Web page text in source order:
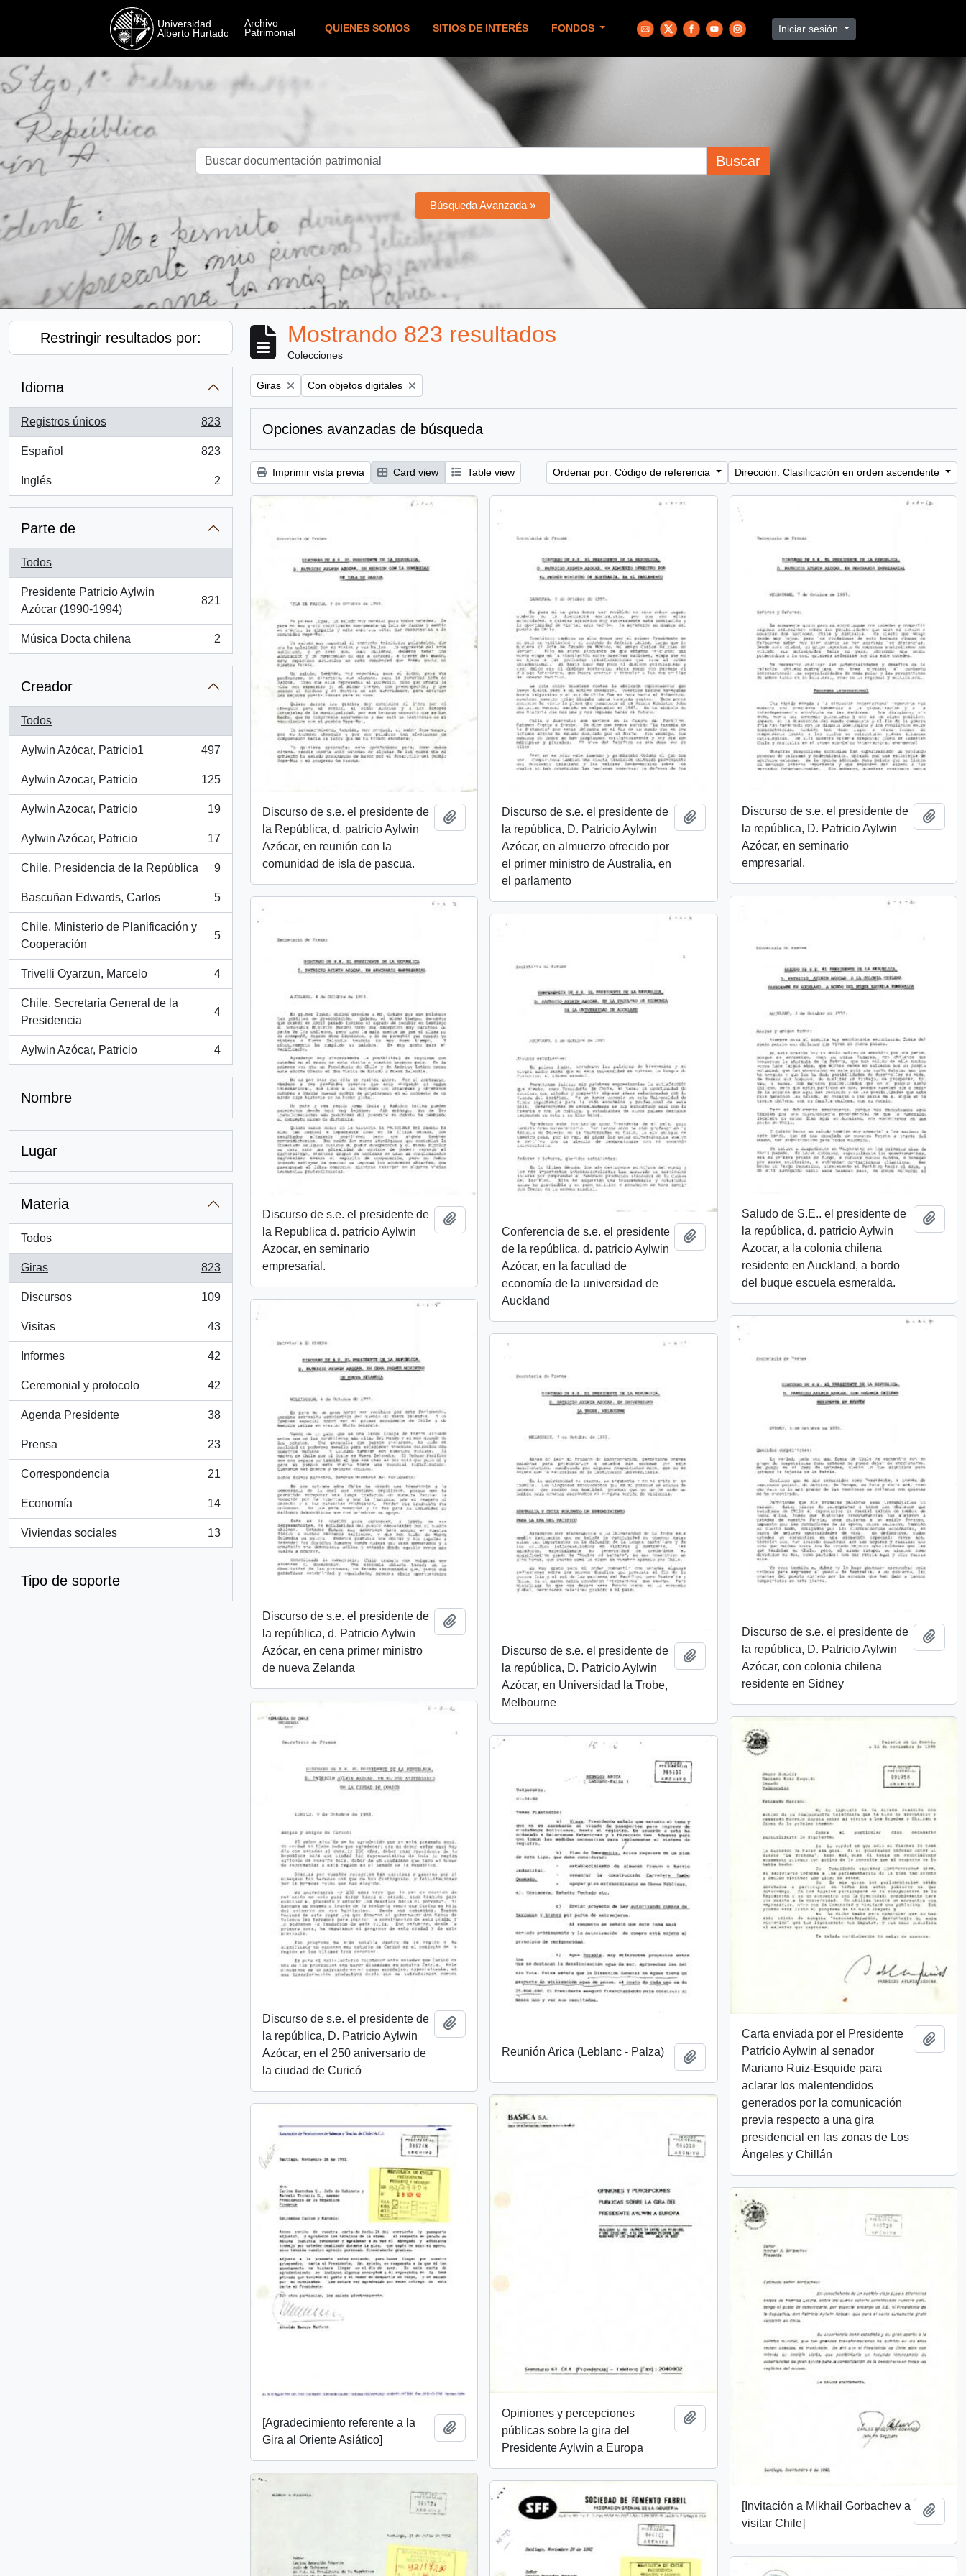
QUIENES SOMOS SITIOS DE INTERÉS FONDOS Iniciar sesión
Buscar
Búsqueda Avanzada »
Restringir resultados por:
Idioma
Registros únicos
, 823 resultados
823
Español
, 823 resultados
823
Inglés
, 2 resultados
2
Parte de
Todos
Presidente Patricio Aylwin
Azócar (1990-1994)
, 821 resultados
821
Música Docta chilena
, 2 resultados
2
Creador
Todos
Aylwin Azócar, Patricio1
, 497 resultados
497
Aylwin Azocar, Patricio
, 125 resultados
125
Aylwin Azocar, Patricio
, 19 resultados
19
Aylwin Azócar, Patricio
, 17 resultados
17
Chile. Presidencia de la República
, 9 resultados
9
Bascuñan Edwards, Carlos
, 5 resultados
5
Chile. Ministerio de Planificación y
Cooperación
, 5 resultados
5
Trivelli Oyarzun, Marcelo
, 4 resultados
4
Chile. Secretaría General de la
Presidencia
, 4 resultados
4
Aylwin Azócar, Patricio
, 4 resultados
4
Nombre
Lugar
Materia
Todos
Giras
, 823 resultados
823
Discursos
, 109 resultados
109
Visitas
, 43 resultados
43
Informes
, 42 resultados
42
Ceremonial y protocolo
, 42 resultados
42
Agenda Presidente
, 38 resultados
38
Prensa
, 23 resultados
23
Correspondencia
, 21 resultados
21
Economía
, 14 resultados
14
Viviendas sociales
, 13 resultados
13
Tipo de soporte
Mostrando 823 resultados
Colecciones
Remove filter:
Giras Remove filter:
Con objetos digitales
Opciones avanzadas de búsqueda
Imprimir vista previa Card view Table view Ordenar por: Código de referencia Dirección: Clasificación en orden ascendente
Discurso de s.e. el presidente de
la República, d. patricio Aylwin
Azócar, en reunión con la
comunidad de isla de pascua.
Añadir al portapapeles
Discurso de s.e. el presidente de
la república, D. Patricio Aylwin
Azócar, en almuerzo ofrecido por
el primer ministro de Australia, en
el parlamento
Añadir al portapapeles
Discurso de s.e. el presidente de
la república, D. Patricio Aylwin
Azócar, en seminario
empresarial.
Saludo de S.E.. el presidente de
la república, d. patricio Aylwin
Azocar, a la colonia chilena
residente en Auckland, a bordo
del buque escuela esmeralda.
Discurso de s.e. el presidente de
la Republica d. patricio Aylwin
Azocar, en seminario
empresarial.
Conferencia de s.e. el presidente
de la república, d. patricio Aylwin
Azócar, en la facultad de
economía de la universidad de
Auckland
Añadir al portapapeles
Discurso de s.e. el presidente de
la república, d. Patricio Aylwin
Azócar, en cena primer ministro
de nueva Zelanda
Discurso de s.e. el presidente de
la república, D. Patricio Aylwin
Azócar, con colonia chilena
residente en Sidney
Discurso de s.e. el presidente de
la república, D. Patricio Aylwin
Azócar, en Universidad la Trobe,
Melbourne
Añadir al portapapeles
Discurso de s.e. el presidente de
la república, D. Patricio Aylwin
Azócar, en el 250 aniversario de
la ciudad de Curicó
Carta enviada por el Presidente
Patricio Aylwin al senador
Mariano Ruiz-Esquide para
aclarar los malentendidos
generados por la comunicación
previa respecto a una gira
presidencial en las zonas de Los
Ángeles y Chillán
Reunión Arica (Leblanc - Palza)
Añadir al portapapeles
Opiniones y percepciones
públicas sobre la gira del
Presidente Aylwin a Europa
Añadir al portapapeles
[Agradecimiento referente a la
Gira al Oriente Asiático]
Añadir al portapapeles
[Invitación a Mikhail Gorbachev a
visitar Chile]